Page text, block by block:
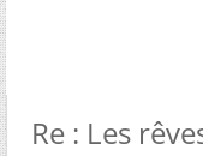
Re : Les